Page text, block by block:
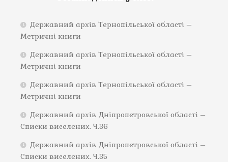
Державний архів Тернопільської області –
Метричні книги
Державний архів Тернопільської області –
Метричні книги
Державний архів Тернопільської області –
Метричні книги
Державний архів Дніпропетровської області –
Списки виселених. Ч.36
Державний архів Дніпропетровської області –
Списки виселених. Ч.35